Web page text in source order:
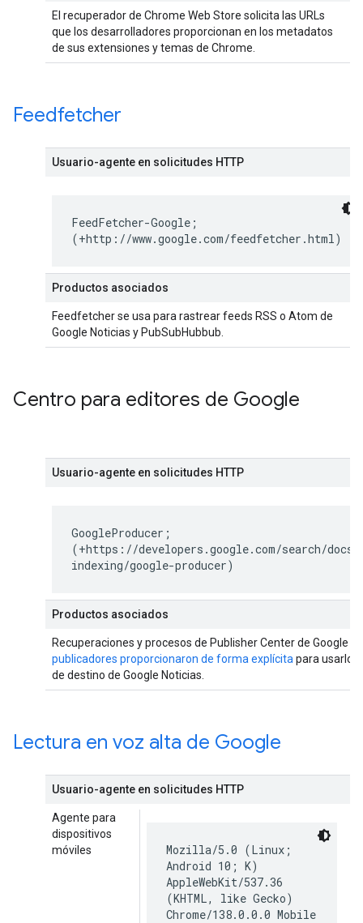
El recuperador de Chrome Web Store solicita las URLs
que los desarrolladores proporcionan en los metadatos
de sus extensiones y temas de Chrome.
Feedfetcher
Usuario-agente en solicitudes HTTP
FeedFetcher-Google;
(+http://www.google.com/feedfetcher.html)
Productos asociados
Feedfetcher se usa para rastrear feeds RSS o Atom de
Google Noticias y PubSubHubbub.
Centro para editores de Google
Usuario-agente en solicitudes HTTP
GoogleProducer;
(+https://developers.google.com/search/
indexing/google-producer)
Productos asociados
Recuperaciones y procesos de Publisher Center de Google
publicadores proporcionaron de forma explícita para usarlos
de destino de Google Noticias.
Lectura en voz alta de Google
Usuario-agente en solicitudes HTTP
Agente para
dispositivos
móviles
Mozilla/5.0 (Linux;
Android 10; K)
AppleWebKit/537.36
(KHTML, like Gecko)
Chrome/138.0.0.0 Mobile